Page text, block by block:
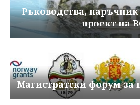
Ръководства,
проект на
Магистратски форум за